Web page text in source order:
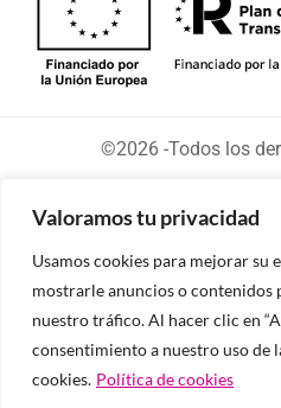
Valoramos tu privacidad
Usamos cookies para mejorar su
mostrarle anuncios o contenidos
nuestro tráfico. Al hacer clic en
consentimiento a nuestro uso de
cookies. Política de cookies
©2026 -Todos los
Diseñado y